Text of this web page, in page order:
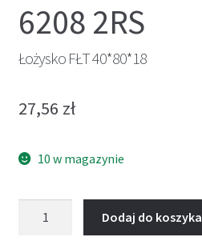
6208 2RS
Łożysko FŁT 40*80*18
27,56 zł
10 w magazynie
Dodaj do koszyka